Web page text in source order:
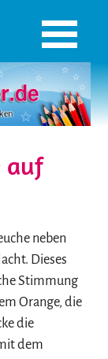
auf
neben
Dieses
Stimmung
Orange, die
die
dem